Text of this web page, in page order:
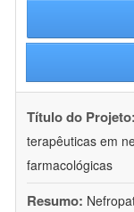
Título do Projeto:
terapêuticas em
farmacológicas
Resumo: